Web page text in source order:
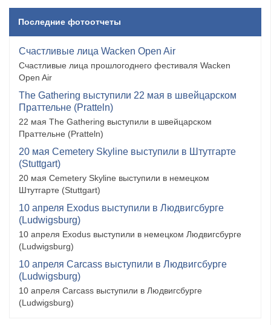
Последние фотоотчеты
Счастливые лица Wacken Open Air
Счастливые лица прошлогоднего фестиваля Wacken
Open Air
The Gathering выступили 22 мая в швейцарском
Праттельне (Pratteln)
22 мая The Gathering выступили в швейцарском
Праттельне (Pratteln)
20 мая Cemetery Skyline выступили в Штутгарте
(Stuttgart)
20 мая Cemetery Skyline выступили в немецком
Штутгарте (Stuttgart)
10 апреля Exodus выступили в Людвигсбурге
(Ludwigsburg)
10 апреля Exodus выступили в немецком Людвигсбурге
(Ludwigsburg)
10 апреля Carcass выступили в Людвигсбурге
(Ludwigsburg)
10 апреля Carcass выступили в Людвигсбурге
(Ludwigsburg)